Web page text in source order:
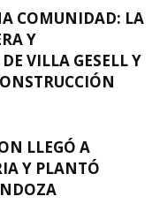
COMUNIDAD: LA
Y
VILLA GESELL Y
LLEGÓ A
Y PLANTÓ